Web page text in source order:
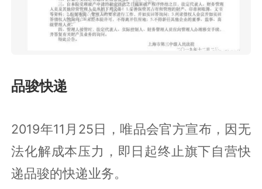
品骏快递
2019年11月25日，唯品会官方宣布，因无
法化解成本压力，即日起终止旗下自营快
递品骏的快递业务。